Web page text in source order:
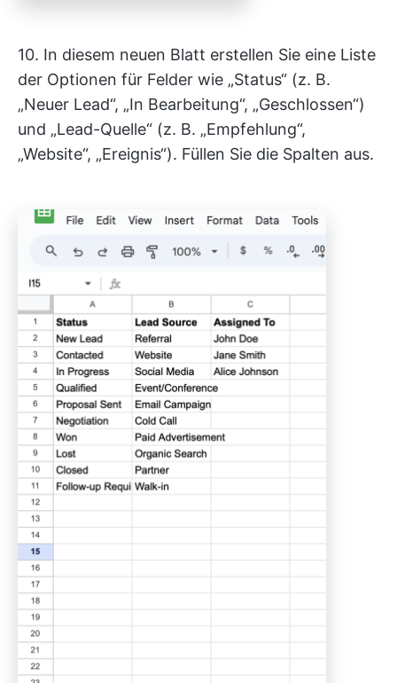
10. In diesem neuen Blatt erstellen Sie eine Liste
der Optionen für Felder wie „Status“ (z. B.
„Neuer Lead“, „In Bearbeitung“, „Geschlossen“)
und „Lead-Quelle“ (z. B. „Empfehlung“,
„Website“, „Ereignis“). Füllen Sie die Spalten aus.